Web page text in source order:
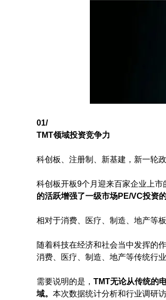
01/
TMT领域投资竞争力
科创板、注册制、新基建，新一轮
科创板开板9个月迎来百家企业上市
的活跃增强了一级市场PE/VC投资
相对于消费、医疗、制造、地产等
随着科技在经济和社会当中发挥的
消费、医疗、制造、地产等传统行
需要说明的是， TMT无论从传统的
域。 本次数据统计分析和行业调研